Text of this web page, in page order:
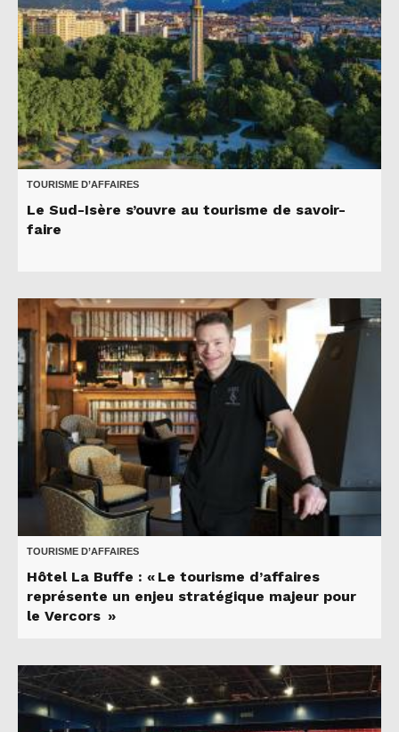
TOURISME D’AFFAIRES
Le Sud-Isère s’ouvre au tourisme de savoir-
faire
TOURISME D’AFFAIRES
Hôtel La Buffe : « Le tourisme d’affaires
représente un enjeu stratégique majeur pour
le Vercors »